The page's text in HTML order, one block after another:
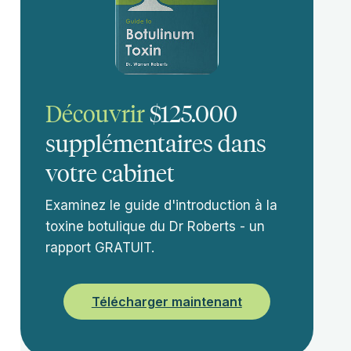
Découvrir$125.000
supplémentaires dans
votre cabinet
Examinez le guide d'introduction à la
toxine botulique du Dr Roberts - un
rapport GRATUIT.
Télécharger maintenant